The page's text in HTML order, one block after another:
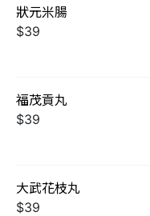
狀元米腸
$39
福茂貢丸
$39
大武花枝丸
$39